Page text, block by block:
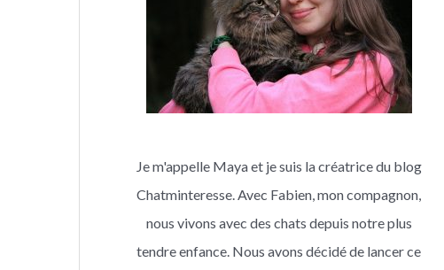
Je m'appelle Maya et je suis la créatrice du blog
Chatminteresse. Avec Fabien, mon compagnon,
nous vivons avec des chats depuis notre plus
tendre enfance. Nous avons décidé de lancer ce